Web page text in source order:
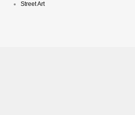
Street Art